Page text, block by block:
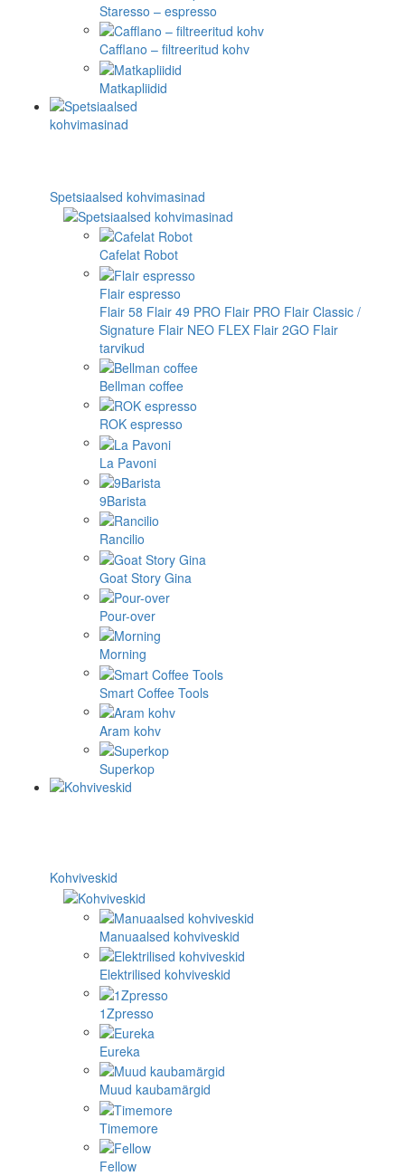
Staresso – espresso
Cafflano – filtreeritud kohv
Matkapliidid
Spetsiaalsed kohvimasinad
Cafelat Robot
Flair espresso
Flair 58 Flair 49 PRO Flair PRO Flair Classic /
Signature Flair NEO FLEX Flair 2GO Flair
tarvikud
Bellman coffee
ROK espresso
La Pavoni
9Barista
Rancilio
Goat Story Gina
Pour-over
Morning
Smart Coffee Tools
Aram kohv
Superkop
Kohviveskid
Manuaalsed kohviveskid
Elektrilised kohviveskid
1Zpresso
Eureka
Muud kaubamärgid
Timemore
Fellow